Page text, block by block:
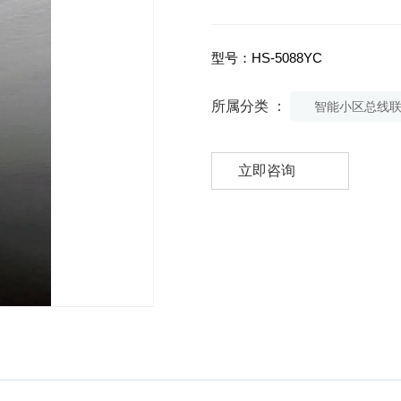
型号：HS-5088YC
所属分类 ： 智能小区总线
立即咨询